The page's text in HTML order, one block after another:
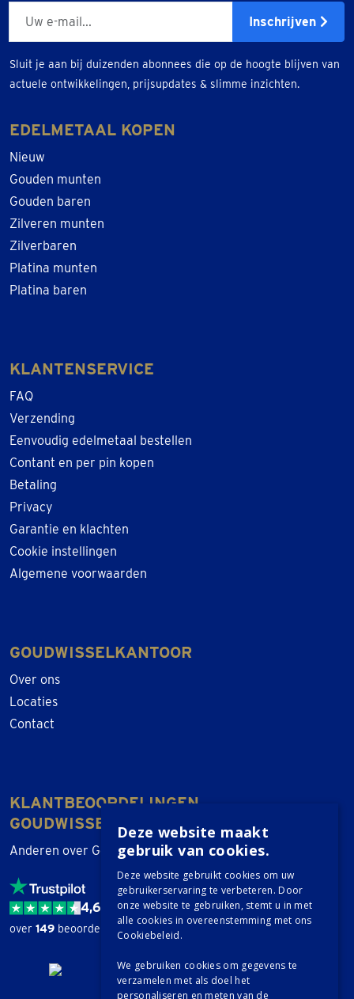
Inschrijven
Sluit je aan bij duizenden abonnees die op de hoogte blijven van
actuele ontwikkelingen, prijsupdates & slimme inzichten.
EDELMETAAL KOPEN
Nieuw
Gouden munten
Gouden baren
Zilveren munten
Zilverbaren
Platina munten
Platina baren
KLANTENSERVICE
FAQ
Verzending
Eenvoudig edelmetaal bestellen
Contant en per pin kopen
Betaling
Privacy
Garantie en klachten
Cookie instellingen
Algemene voorwaarden
GOUDWISSELKANTOOR
Over ons
Locaties
Contact
KLANTBEOORDELINGEN
GOUDWISSELKANTOOR
Anderen over Goudwisselkantoor
4,6 / 5
over 149 beoordelingen.
Deze website maakt
gebruik van cookies.
Deze website gebruikt cookies om uw
gebruikerservaring te verbeteren. Door
onze website te gebruiken, stemt u in met
alle cookies in overeenstemming met ons
Cookiebeleid.
We gebruiken cookies om gegevens te
verzamelen met als doel het
personaliseren en meten van de